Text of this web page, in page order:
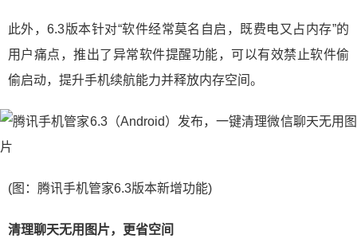
此外，6.3版本针对“软件经常莫名自启，既费电又占内存”的
用户痛点，推出了异常软件提醒功能，可以有效禁止软件偷
偷启动，提升手机续航能力并释放内存空间。
(图：腾讯手机管家6.3版本新增功能)
清理聊天无用图片，更省空间